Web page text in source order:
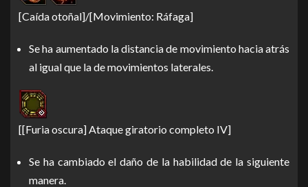
[Caída otoñal]/[Movimiento: Ráfaga]
Se ha aumentado la distancia de movimiento hacia atrás
al igual que la de movimientos laterales.
[[Furia oscura] Ataque giratorio completo IV]
Se ha cambiado el daño de la habilidad de la siguiente
manera.